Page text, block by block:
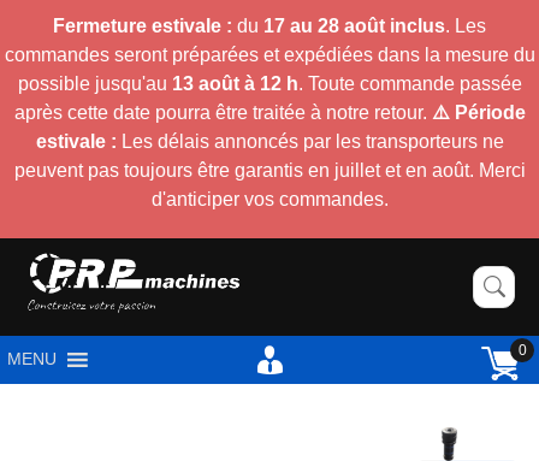
Fermeture estivale : du 17 au 28 août inclus. Les
commandes seront préparées et expédiées dans la mesure du
possible jusqu'au 13 août à 12 h. Toute commande passée
après cette date pourra être traitée à notre retour. ⚠️ Période
estivale : Les délais annoncés par les transporteurs ne
peuvent pas toujours être garantis en juillet et en août. Merci
d'anticiper vos commandes.
MENU 0